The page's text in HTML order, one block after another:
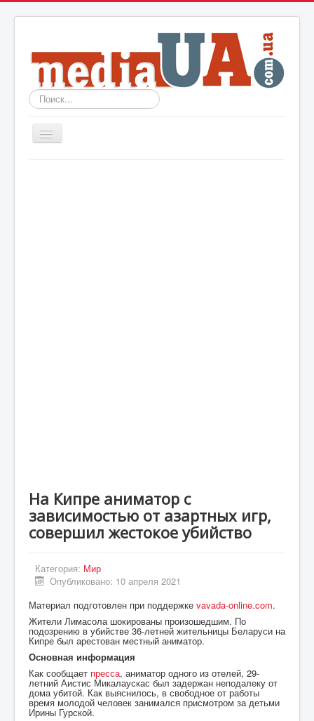
Искать...
Включить/
выключить
Происшествия
UA
DE
PL
На Кипре аниматор с
зависимостью от азартных игр,
совершил жестокое убийство
Категория: Мир
Опубликовано: 10 апреля 2021
Материал подготовлен при поддержке vavada-online.com.
Жители Лимасола шокированы произошедшим. По
подозрению в убийстве 36-летней жительницы Беларуси на
Кипре был арестован местный аниматор.
Основная информация
Как сообщает пресса, аниматор одного из отелей, 29-
летний Аистис Микалаускас был задержан неподалеку от
дома убитой. Как выяснилось, в свободное от работы
время молодой человек занимался присмотром за детьми
Ирины Гурской.